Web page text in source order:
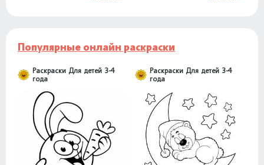
Популярные онлайн раскраски
Раскраски Для детей 3-4
года
Раскраски Для детей 3-4
года